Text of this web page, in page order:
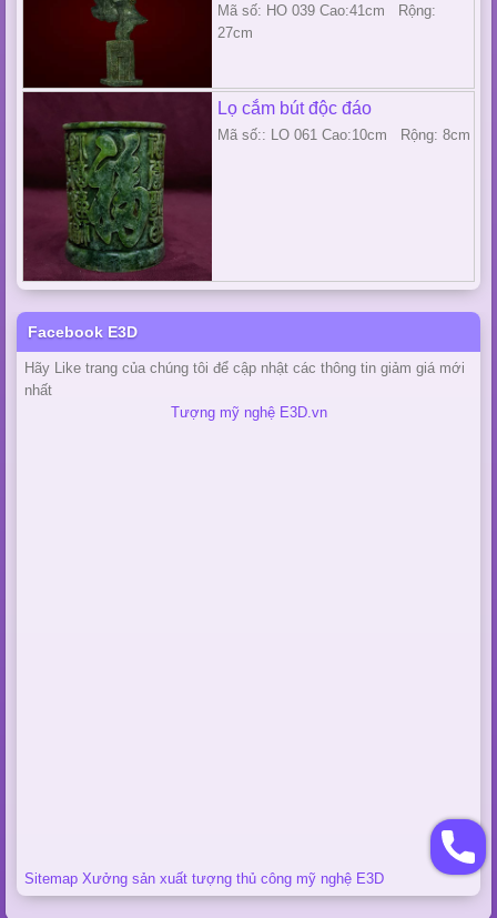
Mã số: HO 039 Cao:41cm Rộng:
27cm
Lọ cắm bút độc đáo
Mã số:: LO 061 Cao:10cm Rộng: 8cm
Facebook E3D
Hãy Like trang của chúng tôi để cập nhật các thông tin giảm giá mới
nhất
Tượng mỹ nghệ E3D.vn
Sitemap Xưởng sản xuất tượng thủ công mỹ nghệ E3D